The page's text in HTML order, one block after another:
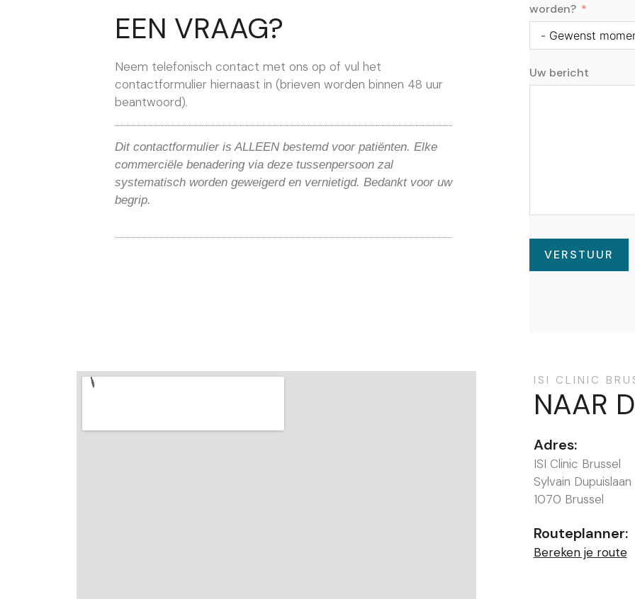
worden?
Uw bericht
VERSTUUR
EEN VRAAG?
Neem telefonisch contact met ons op of vul het
contactformulier hiernaast in (brieven worden binnen 48 uur
beantwoord).
Dit contactformulier is ALLEEN bestemd voor patiënten. Elke
commerciële benadering via deze tussenpersoon zal
systematisch worden geweigerd en vernietigd. Bedankt voor uw
begrip.
ISI CLINIC
NAAR
Adres:
ISI Clinic Brussel
Sylvain
1070 Brussel
Routeplanner:
Bereken je route